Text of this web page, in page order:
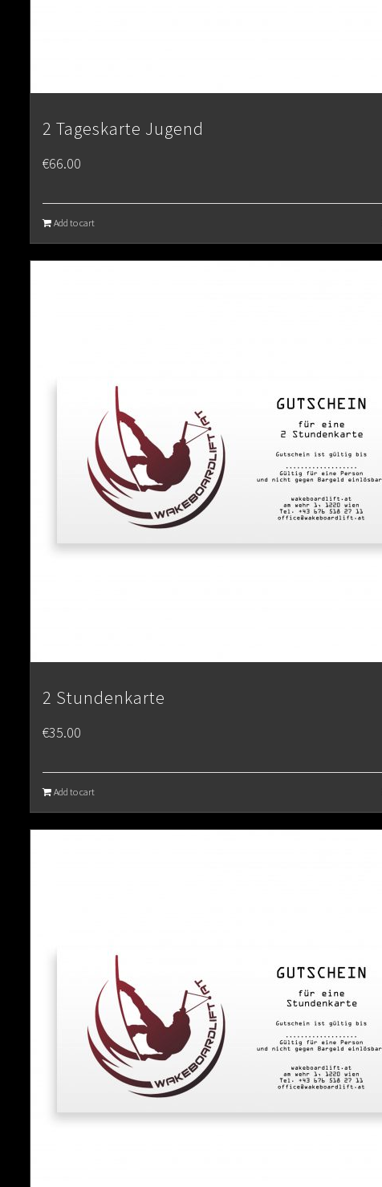
2 Tageskarte Jugend
€66.00
Add to cart
2 Stundenkarte
€35.00
Add to cart